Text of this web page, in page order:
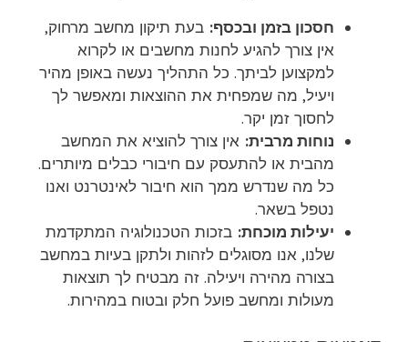
חסכון בזמן ובכסף: בעת תיקון מחשב מרחוק,
אין צורך להגיע לחנות מחשבים או לקרוא
למקצוען לביתך. כל התהליך נעשה באופן מהיר
ויעיל, מה שמפחית את ההוצאות ומאפשר לך
לחסוך זמן יקר.
נוחות מרבית: אין צורך להוציא את המחשב
מהבית או להתעסק עם חיבורי כבלים מיותרים.
כל מה שנדרש ממך הוא חיבור לאינטרנט ואנו
נטפל בשאר.
יעילות מוכחת: בזכות הטכנולוגיה המתקדמת
שלנו, אנו מסוגלים לזהות ולתקן בעיות במחשב
בצורה מהירה ויעילה. זה מבטיח לך תוצאות
מעולות ומחשב פועל חלק ובטוח במהירות.